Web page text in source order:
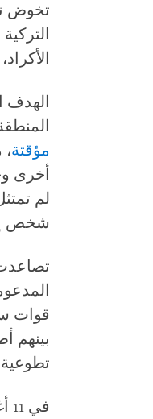
تخوض
الهدف
المنطقة.
مؤقتة
أخرى
لم
شخص
قوات
بينهم
في 11 أغسطس/آب، قالت قوات سوريا الديمقراطية إن قواتها